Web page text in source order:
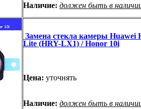
Наличие: должен быть в
Замена стекла камеры Huawei
Lite (HRY-LX1) / Honor 10i
Цена: уточнять
Наличие: должен быть в